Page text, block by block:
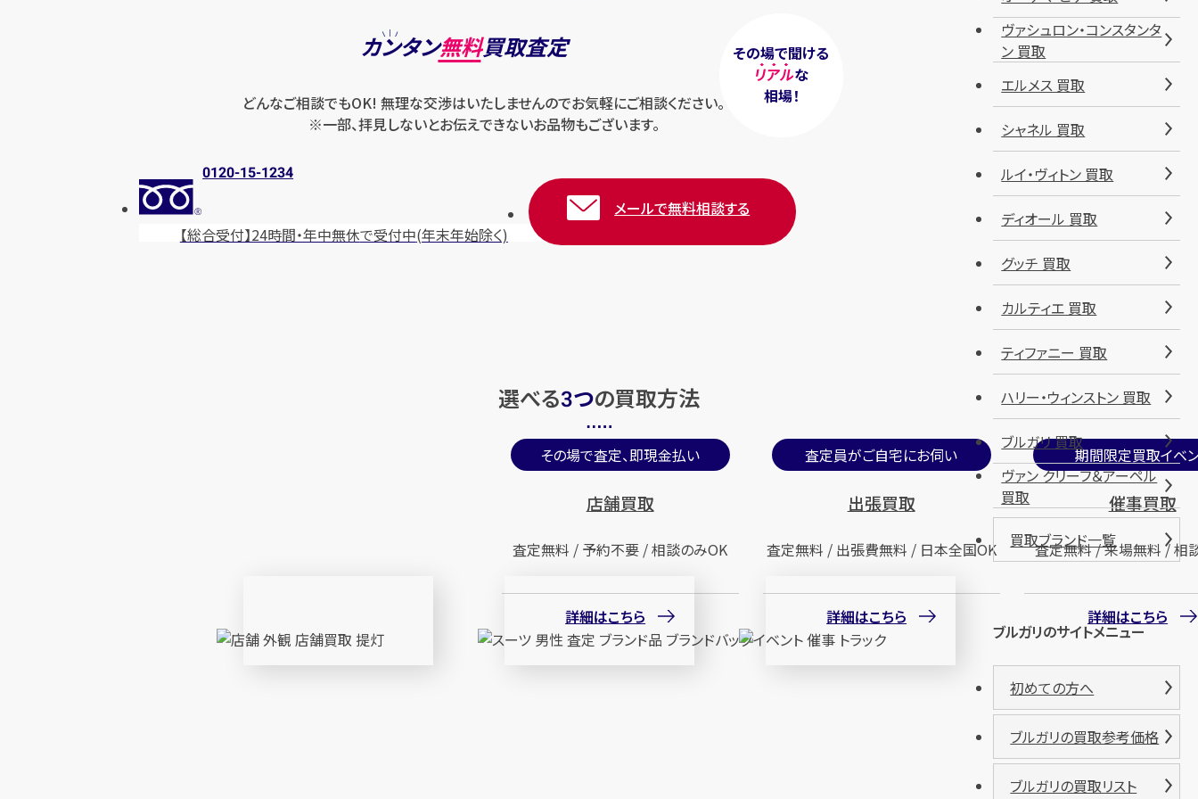
その場で聞ける
リアルな
相場！
カンタン無料買取査定
どんなご相談でもOK! 無理な交渉はいたしませんのでお気軽にご相談ください。
※一部、拝見しないとお伝えできないお品物もございます。
0120-15-1234
【総合受付】24時間・年中無休で受付中(年末年始除く)
メールで無料相談する
選べる3つの買取方法
その場で査定、即現金払い
店舗買取
査定無料 / 予約不要 / 相談のみOK
詳細はこちら
査定員がご自宅にお伺い
出張買取
査定無料 / 出張費無料 / 日本全国OK
詳細はこちら
期間限定買取イベ
催事買取
査定無料 / 来場無料 / 相
詳細はこちら
ヴァシュロン・コンスタンタ
ン 買取
エルメス 買取
シャネル 買取
ルイ・ヴィトン 買取
ディオール 買取
グッチ 買取
カルティエ 買取
ティファニー 買取
ハリー・ウィンストン 買取
ブルガリ 買取
ヴァン クリーフ＆アーペル
買取
買取ブランド一覧
ブルガリのサイトメニュー
初めての方へ
ブルガリの買取参考価格
ブルガリの買取リスト